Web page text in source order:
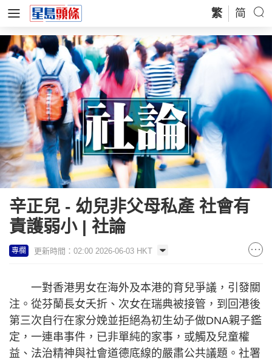
繁 简
辛正兒 - 幼兒非父母私產 社會有
責護弱小 | 社論
專欄 更新時間：02:00 2026-06-03 HKT
一對香港男女在海外及本港的育兒爭議，引發關
注。從芬蘭長女夭折、次女在瑞典被接管，到回港後
第三次自行在家分娩並拒絕為初生幼子做DNA親子鑑
定，一連串事件，已非單純的家事，或觸及兒童權
益、法治精神與社會道德底線的嚴肅公共議題。社署